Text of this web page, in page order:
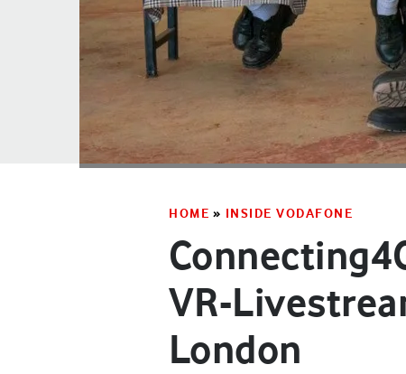
HOME » INSIDE VODAFONE
VR-
London